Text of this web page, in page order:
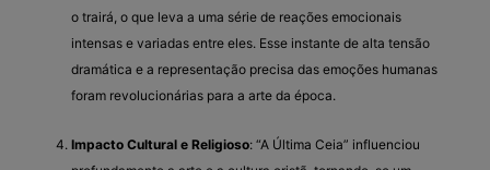
o trairá, o que leva a uma série de reações emocionais
intensas e variadas entre eles. Esse instante de alta tensão
dramática e a representação precisa das emoções humanas
foram revolucionárias para a arte da época.
Impacto Cultural e Religioso: “A Última Ceia” influenciou